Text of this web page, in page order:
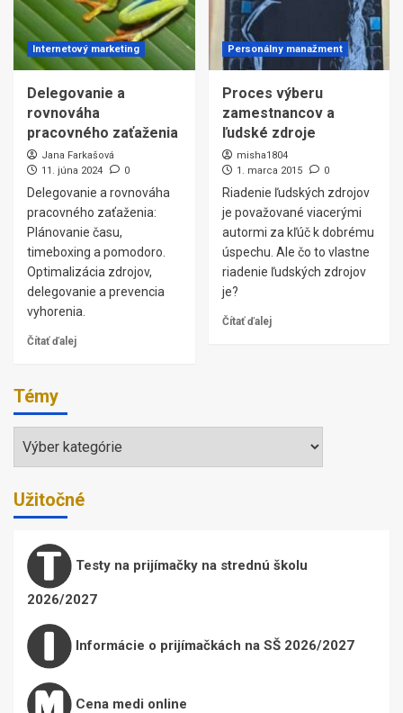
Internetový marketing
Delegovanie a
rovnováha
pracovného zaťaženia
Jana Farkašová
11. júna 2024
0
Delegovanie a rovnováha
pracovného zaťaženia:
Plánovanie času,
timeboxing a pomodoro.
Optimalizácia zdrojov,
delegovanie a prevencia
vyhorenia.
Čítať ďalej
Personálny manažment
Proces výberu
zamestnancov a
ľudské zdroje
misha1804
1. marca 2015
0
Riadenie ľudských zdrojov
je považované viacerými
autormi za kľúč k dobrému
úspechu. Ale čo to vlastne
riadenie ľudských zdrojov
je?
Čítať ďalej
Témy
Témy
Užitočné
Testy na prijímačky na strednú školu
2026/2027
Informácie o prijímačkách na SŠ 2026/2027
Cena medi online